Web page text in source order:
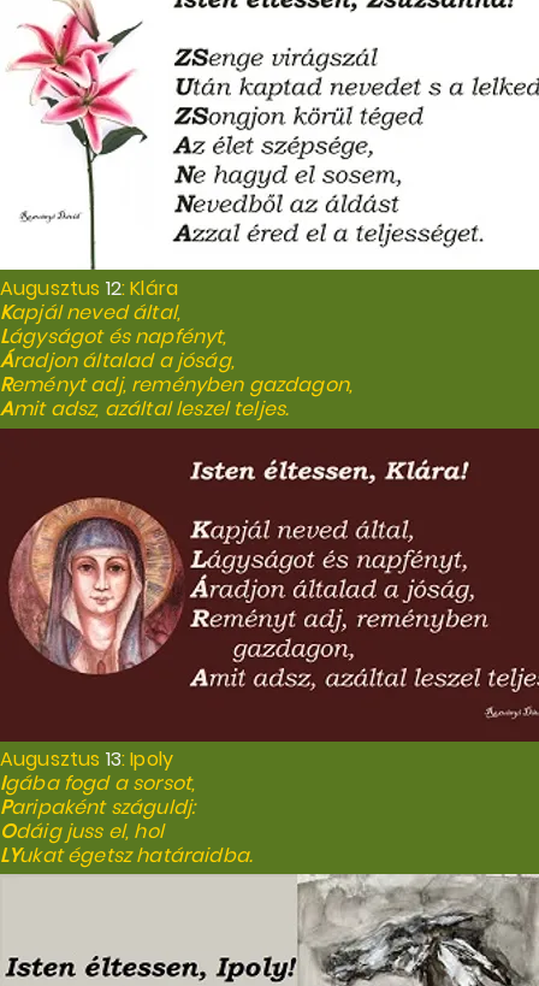
Augusztus 12: Klára
Kapjál neved által,
Lágyságot és napfényt,
Áradjon általad a jóság,
Reményt adj, reményben gazdagon,
Amit adsz, azáltal leszel teljes.
Augusztus 13: Ipoly
Igába fogd a sorsot,
Paripaként száguldj:
Odáig juss el, hol
LYukat égetsz határaidba.